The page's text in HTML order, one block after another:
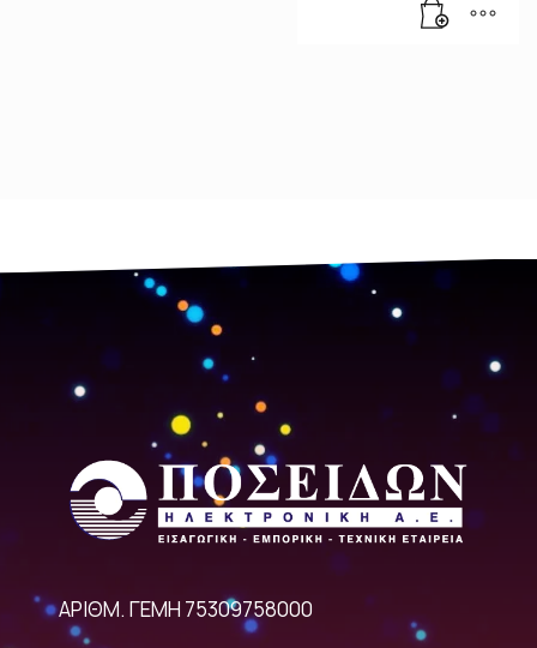
ΑΡΙΘΜ. ΓΕΜΗ 75309758000